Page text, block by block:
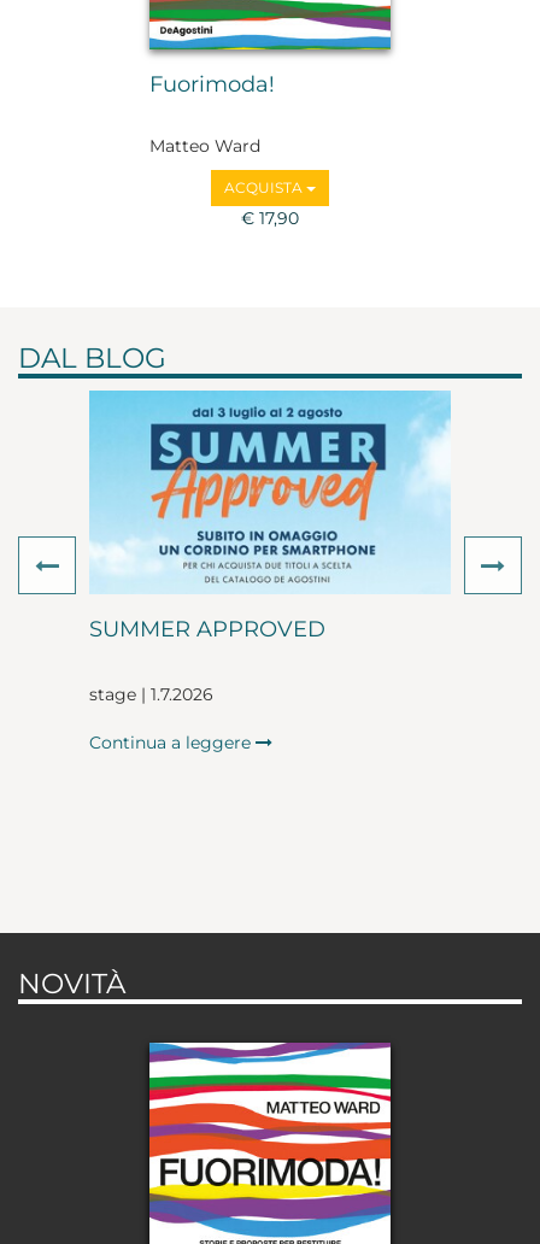
Fuorimoda!
Matteo Ward
ACQUISTA
€ 17,90
DAL BLOG
SUMMER APPROVED
stage | 1.7.2026
Continua a leggere
Previous
NOVITÀ